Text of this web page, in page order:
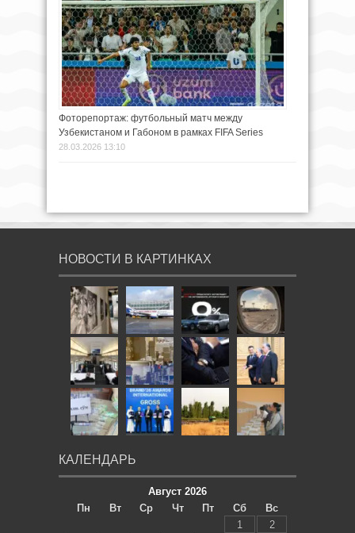
Фоторепортаж: футбольный матч между
Узбекистаном и Габоном в рамках FIFA Series
28.03.2026 13:10
НОВОСТИ В КАРТИНКАХ
КАЛЕНДАРЬ
Август 2026
Пн
Вт Ср Чт Пт Сб
Вс
1
2